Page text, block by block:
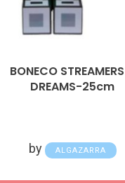
BONECO
DREAMS-25cm
by ALGAZARRA